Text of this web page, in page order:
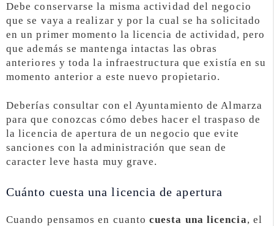
Debe conservarse la misma actividad del negocio
que se vaya a realizar y por la cual se ha solicitado
en un primer momento la licencia de actividad, pero
que además se mantenga intactas las obras
anteriores y toda la infraestructura que existía en su
momento anterior a este nuevo propietario.
Deberías consultar con el Ayuntamiento de Almarza
para que conozcas cómo debes hacer el traspaso de
la licencia de apertura de un negocio que evite
sanciones con la administración que sean de
caracter leve hasta muy grave.
Cuánto cuesta una licencia de apertura
Cuando pensamos en cuantocuesta una licencia, el